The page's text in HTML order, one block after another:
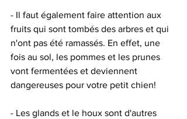
- Il faut également faire attention aux
fruits qui sont tombés des arbres et qui
n'ont pas été ramassés. En effet, une
fois au sol, les pommes et les prunes
vont fermentées et deviennent
dangereuses pour votre petit chien!
- Les glands et le houx sont d'autres